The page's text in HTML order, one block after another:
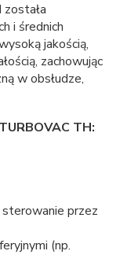
i średnich
jakością,
zachowując
w obsłudze,
TH:
przez
(np.